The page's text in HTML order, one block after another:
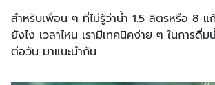
สำหรับเพื่อน ๆ ที่ไม่รู้ว่าน้ำ 1.5 ลิตรหรือ 8
ยังไง เวลาไหน เรามีเทคนิคง่าย ๆ ในการดื่
ต่อวัน มาแนะนำกัน